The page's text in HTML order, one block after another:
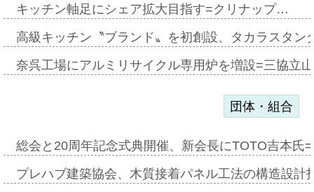
キッチン軸足にシェア拡大目指す=クリナップ…
高級キッチン〝ブランド〟を初創設、タカラスタ
奈呉工場にアルミリサイクル専用炉を増設=三協立
団体・組合
総会と20周年記念式典開催、新会長にTOTO吉本氏
プレハブ建築協会、木質接着パネル工法の構造設